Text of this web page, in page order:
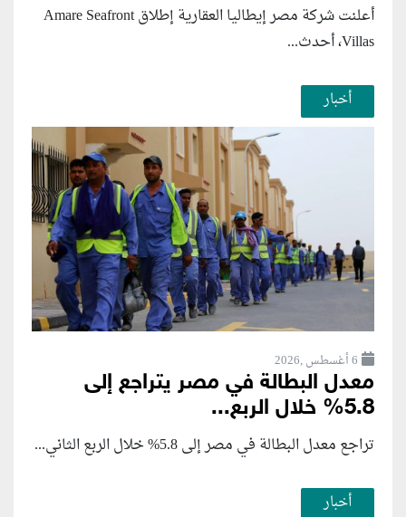
أعلنت شركة مصر إيطاليا العقارية إطلاق Amare Seafront
Villas، أحدث...
أخبار
6 أغسطس ,2026
معدل البطالة في مصر يتراجع إلى
5.8% خلال الربع...
تراجع معدل البطالة في مصر إلى 5.8% خلال الربع الثاني...
أخبار